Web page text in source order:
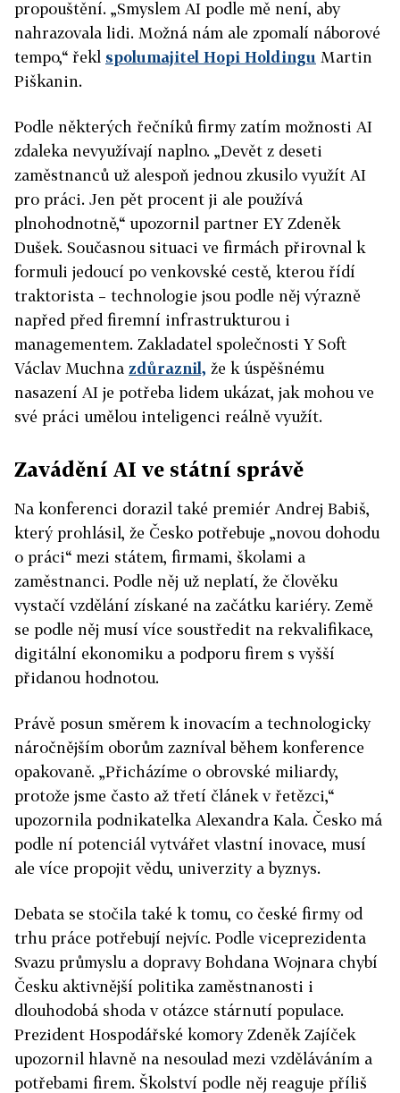
propouštění. „Smyslem AI podle mě není, aby
nahrazovala lidi. Možná nám ale zpomalí náborové
tempo,“ řekl spolumajitel Hopi Holdingu Martin
Piškanin.
Podle některých řečníků firmy zatím možnosti AI
zdaleka nevyužívají naplno. „Devět z deseti
zaměstnanců už alespoň jednou zkusilo využít AI
pro práci. Jen pět procent ji ale používá
plnohodnotně,“ upozornil partner EY Zdeněk
Dušek. Současnou situaci ve firmách přirovnal k
formuli jedoucí po venkovské cestě, kterou řídí
traktorista – technologie jsou podle něj výrazně
napřed před firemní infrastrukturou i
managementem. Zakladatel společnosti Y Soft
Václav Muchna zdůraznil, že k úspěšnému
nasazení AI je potřeba lidem ukázat, jak mohou ve
své práci umělou inteligenci reálně využít.
Zavádění AI ve státní správě
Na konferenci dorazil také premiér Andrej Babiš,
který prohlásil, že Česko potřebuje „novou dohodu
o práci“ mezi státem, firmami, školami a
zaměstnanci. Podle něj už neplatí, že člověku
vystačí vzdělání získané na začátku kariéry. Země
se podle něj musí více soustředit na rekvalifikace,
digitální ekonomiku a podporu firem s vyšší
přidanou hodnotou.
Právě posun směrem k inovacím a technologicky
náročnějším oborům zazníval během konference
opakovaně. „Přicházíme o obrovské miliardy,
protože jsme často až třetí článek v řetězci,“
upozornila podnikatelka Alexandra Kala. Česko má
podle ní potenciál vytvářet vlastní inovace, musí
ale více propojit vědu, univerzity a byznys.
Debata se stočila také k tomu, co české firmy od
trhu práce potřebují nejvíc. Podle viceprezidenta
Svazu průmyslu a dopravy Bohdana Wojnara chybí
Česku aktivnější politika zaměstnanosti i
dlouhodobá shoda v otázce stárnutí populace.
Prezident Hospodářské komory Zdeněk Zajíček
upozornil hlavně na nesoulad mezi vzděláváním a
potřebami firem. Školství podle něj reaguje příliš